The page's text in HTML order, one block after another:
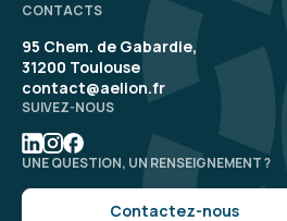
CONTACTS
95 Chem. de Gabardie,
31200 Toulouse
contact@aelion.fr
SUIVEZ-NOUS
UNE QUESTION, UN RENSEIGNEMENT ?
Contactez-nous